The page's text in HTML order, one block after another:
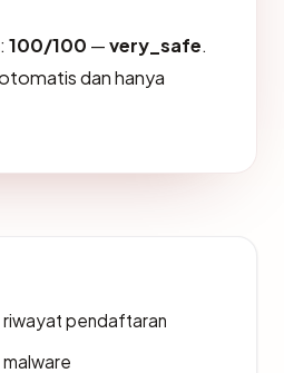
100/100 —very_safe.
dan hanya
pendaftaran